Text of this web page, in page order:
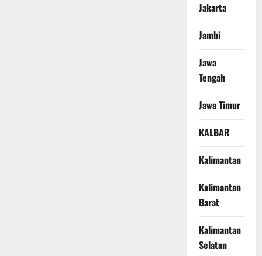
Jakarta
Jambi
Jawa
Tengah
Jawa Timur
KALBAR
Kalimantan
Kalimantan
Barat
Kalimantan
Selatan